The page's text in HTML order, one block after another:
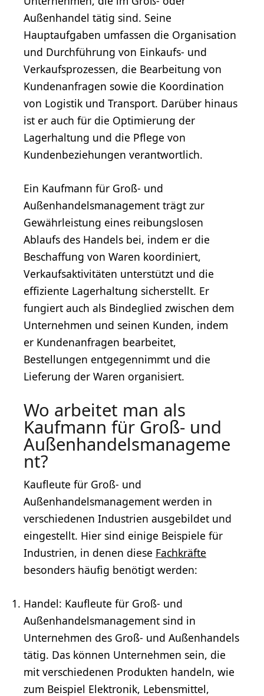
Außenhandel tätig sind. Seine
Hauptaufgaben umfassen die Organisation
und Durchführung von Einkaufs- und
Verkaufsprozessen, die Bearbeitung von
Kundenanfragen sowie die Koordination
von Logistik und Transport. Darüber hinaus
ist er auch für die Optimierung der
Lagerhaltung und die Pflege von
Kundenbeziehungen verantwortlich.
Ein Kaufmann für Groß- und
Außenhandelsmanagement trägt zur
Gewährleistung eines reibungslosen
Ablaufs des Handels bei, indem er die
Beschaffung von Waren koordiniert,
Verkaufsaktivitäten unterstützt und die
effiziente Lagerhaltung sicherstellt. Er
fungiert auch als Bindeglied zwischen dem
Unternehmen und seinen Kunden, indem
er Kundenanfragen bearbeitet,
Bestellungen entgegennimmt und die
Lieferung der Waren organisiert.
Wo arbeitet man als
Kaufmann für Groß- und
Außenhandelsmanageme
nt?
Kaufleute für Groß- und
Außenhandelsmanagement werden in
verschiedenen Industrien ausgebildet und
eingestellt. Hier sind einige Beispiele für
Industrien, in denen diese Fachkräfte
besonders häufig benötigt werden:
Handel: Kaufleute für Groß- und
Außenhandelsmanagement sind in
Unternehmen des Groß- und Außenhandels
tätig. Das können Unternehmen sein, die
mit verschiedenen Produkten handeln, wie
zum Beispiel Elektronik, Lebensmittel,